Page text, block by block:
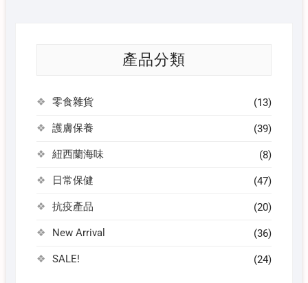
產品分類
零食雜貨 (13)
護膚保養 (39)
紐西蘭海味 (8)
日常保健 (47)
抗疫產品 (20)
New Arrival (36)
SALE! (24)